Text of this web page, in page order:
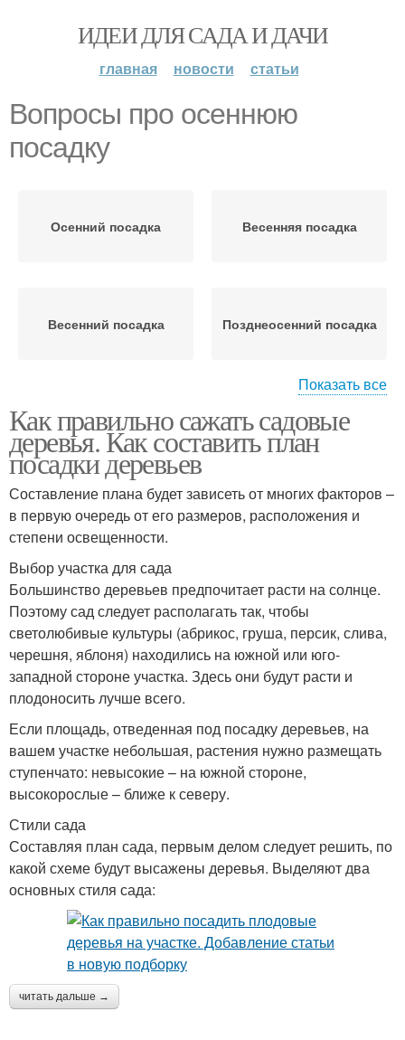
ИДЕИ ДЛЯ САДА И ДАЧИ
главная новости статьи
Вопросы про осеннюю
посадку
Осенний посадка Весенняя посадка
Весенний посадка Позднеосенний посадка
посадке
Дерева перед посадкой
Время для посадки
Показать все
Как правильно сажать садовые
деревья. Как составить план
посадки деревьев
Составление плана будет зависеть от многих факторов –
в первую очередь от его размеров, расположения и
степени освещенности.
Выбор участка для сада
Большинство деревьев предпочитает расти на солнце.
Поэтому сад следует располагать так, чтобы
светолюбивые культуры (абрикос, груша, персик, слива,
черешня, яблоня) находились на южной или юго-
западной стороне участка. Здесь они будут расти и
плодоносить лучше всего.
Если площадь, отведенная под посадку деревьев, на
вашем участке небольшая, растения нужно размещать
ступенчато: невысокие – на южной стороне,
высокорослые – ближе к северу.
Стили сада
Составляя план сада, первым делом следует решить, по
какой схеме будут высажены деревья. Выделяют два
основных стиля сада:
читать дальше →